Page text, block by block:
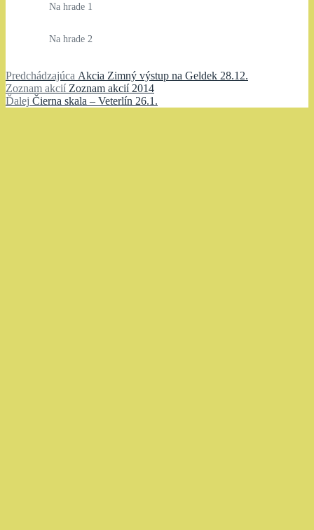
Na hrade 1
Na hrade 2
Navigácia
v
Predchádzajúca Predchádzajúci
článok:
Akcia Zimný výstup na Geldek 28.12.
Zoznam akcií Zoznam
akcií:
Zoznam akcií 2014
Ďalej Ďalší
Čierna skala – Veterlín 26.1.